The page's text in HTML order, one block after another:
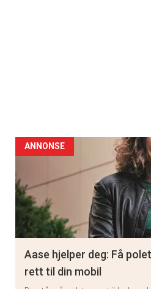
ANNONSE
Aase hjelper deg: Få
rett til din mobil